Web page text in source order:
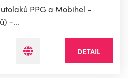
PPG a Mobihel -
-...
DETAIL